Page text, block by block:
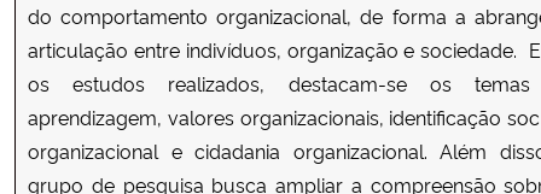
do comportamento organizacional, de forma a
articulação entre indivíduos, organização e sociedade.
os estudos realizados, destacam-se os
aprendizagem, valores organizacionais, identificação
organizacional e cidadania organizacional. Além
grupo de pesquisa busca ampliar a compreensão